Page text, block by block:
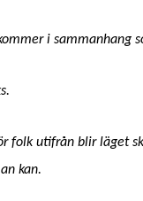
i sammanhang
folk utifrån blir läget
kan.